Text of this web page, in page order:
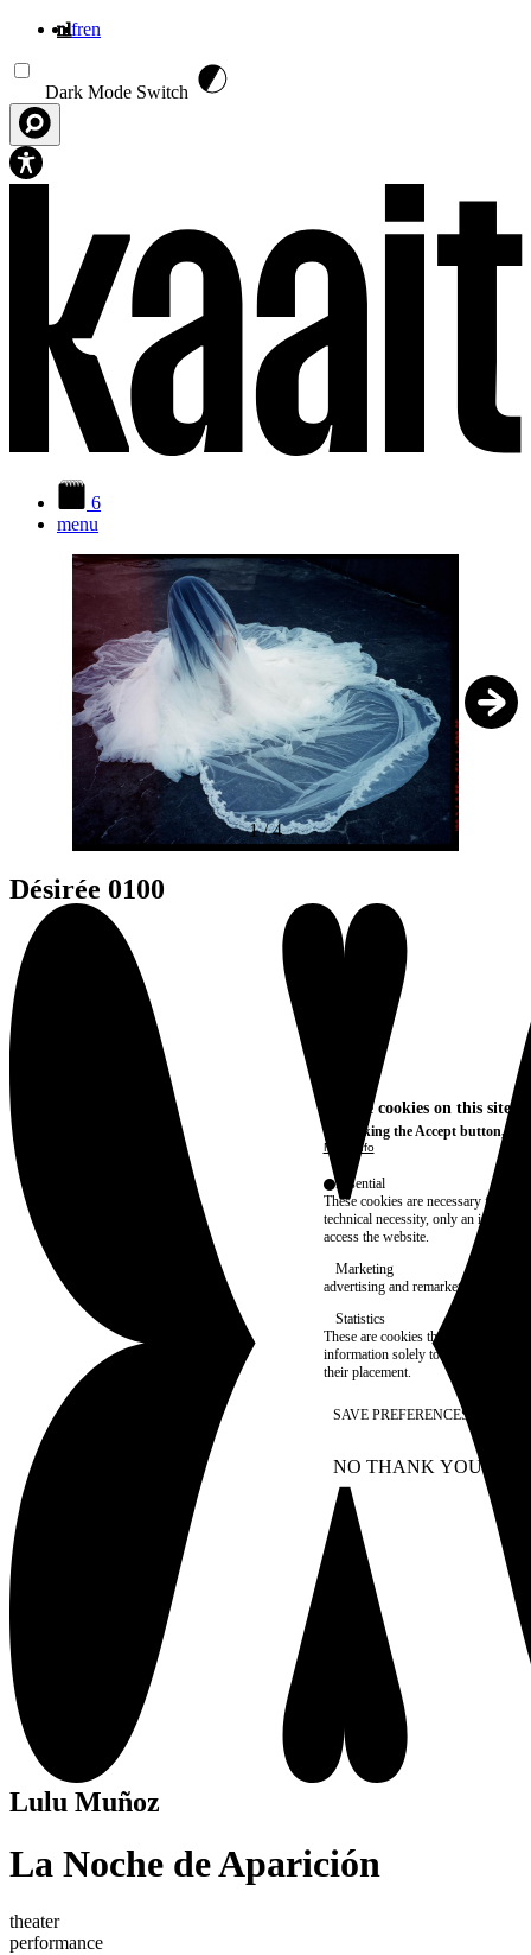
nlfren
Dark Mode Switch
6
menu
1/4
Désirée 0100
Lulu Muñoz
La Noche de Aparición
theater
performance
We use cookies on this site
By clicking the Accept button,
More info
Essential
These cookies are necessary for
technical necessity, only an
access the website.
Marketing
advertising and remarketing cookies,
Statistics
These are cookies that enable us to
information solely to improve the
their placement.
SAVE PREFERENCES
NO THANK YOU
WITHDRAW